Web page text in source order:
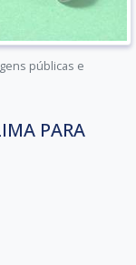
públicas e
PARA